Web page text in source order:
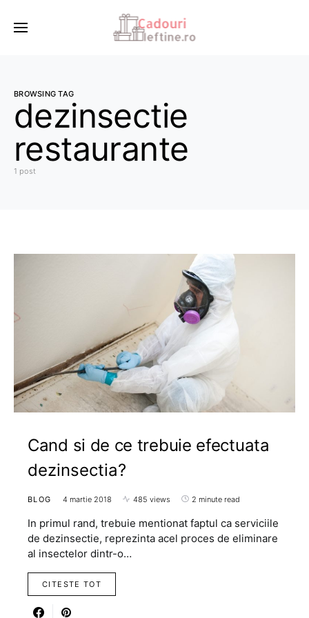
BROWSING TAG
dezinsectie
restaurante
1 post
Cand si de ce trebuie efectuata
dezinsectia?
BLOG 4 martie 2018 485 views 2 minute read
In primul rand, trebuie mentionat faptul ca serviciile
de dezinsectie, reprezinta acel proces de eliminare
al insectelor dintr-o…
CITESTE TOT